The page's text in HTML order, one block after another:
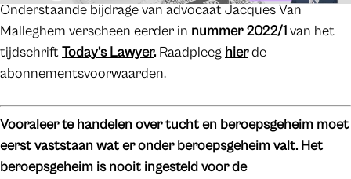
Onderstaande bijdrage van advocaat Jacques Van
Malleghem verscheen eerder in nummer 2022/1van het
tijdschriftToday’s Lawyer. Raadpleeg hierde
abonnementsvoorwaarden.
Vooraleer te handelen over tucht en beroepsgeheim moet
eerst vaststaan wat er onder beroepsgeheim valt. Het
beroepsgeheim is nooit ingesteld voor de